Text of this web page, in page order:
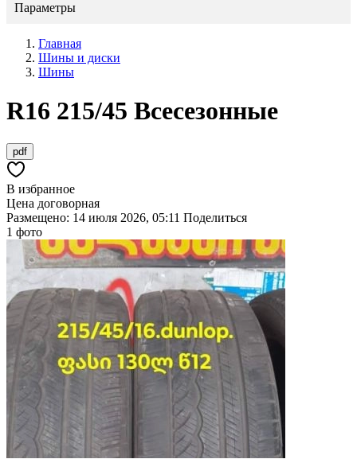
Параметры
Главная
Шины и диски
Шины
R16 215/45 Всесезонные
pdf
В избранное
Цена договорная
Размещено: 14 июля 2026, 05:11 Поделиться
1 фото